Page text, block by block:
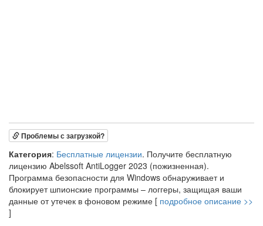
Проблемы с загрузкой?
Категория: Бесплатные лицензии. Получите бесплатную
лицензию Abelssoft AntiLogger 2023 (пожизненная).
Программа безопасности для Windows обнаруживает и
блокирует шпионские программы – логгеры, защищая ваши
данные от утечек в фоновом режиме [ подробное описание >>
]